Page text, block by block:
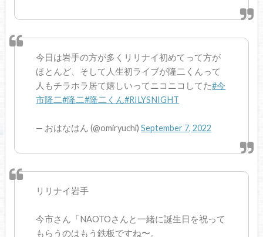
今日は岩手の方が多くリリナイ初めてって方が
ほとんど、そして人生初ライブが隆二くんって
人もチラホラ居て嬉しいってニコニコしてた#今
市隆二#隆二#隆二くん#RILYSNIGHT
— おはなはん (@omiryuchi)September 7, 2022
リリナイ岩手
今市さん「NAOTOさんと一緒に誕生日を祝って
もらうのはもう鉄板ですね〜。